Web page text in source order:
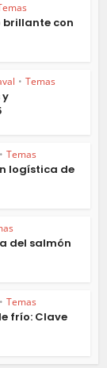
brillante con
• Temas
y
• Temas
logística de
del salmón
• Temas
frío: Clave